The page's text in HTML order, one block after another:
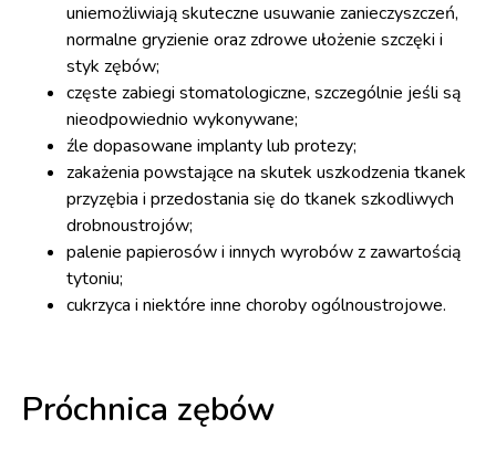
uniemożliwiają skuteczne usuwanie zanieczyszczeń,
normalne gryzienie oraz zdrowe ułożenie szczęki i
styk zębów;
częste zabiegi stomatologiczne, szczególnie jeśli są
nieodpowiednio wykonywane;
źle dopasowane implanty lub protezy;
zakażenia powstające na skutek uszkodzenia tkanek
przyzębia i przedostania się do tkanek szkodliwych
drobnoustrojów;
palenie papierosów i innych wyrobów z zawartością
tytoniu;
cukrzyca i niektóre inne choroby ogólnoustrojowe.
Próchnica zębów